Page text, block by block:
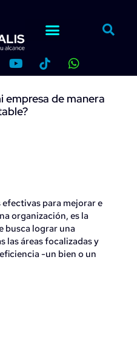
Y
o
u
t
u
b
W
h
a
t
s
empresa de manera
efectivas para mejorar e
organización, es la
busca lograr una
las áreas focalizadas y
-un bien o un